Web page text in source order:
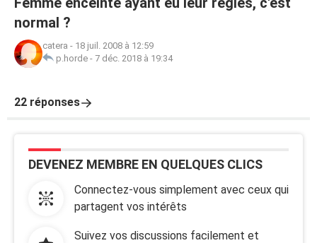
normal ?
catera - 18 juil. 2008 à 12:59
p.horde - 7 déc. 2018 à 19:34
22 réponses
DEVENEZ MEMBRE EN QUELQUES CLICS
Connectez-vous simplement avec ceux qui
partagent vos intérêts
Suivez vos discussions facilement et